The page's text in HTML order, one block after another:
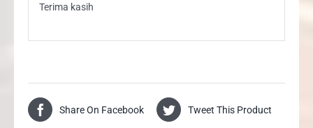
Terima kasih
Share On Facebook Tweet This Product